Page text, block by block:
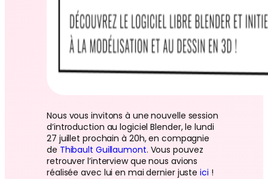
Nous vous invitons à une nouvelle session
d’introduction au logiciel Blender, le lundi
27 juillet prochain à 20h, en compagnie
de Thibault Guillaumont. Vous pouvez
retrouver l’interview que nous avions
réalisée avec lui en mai dernier justeici !